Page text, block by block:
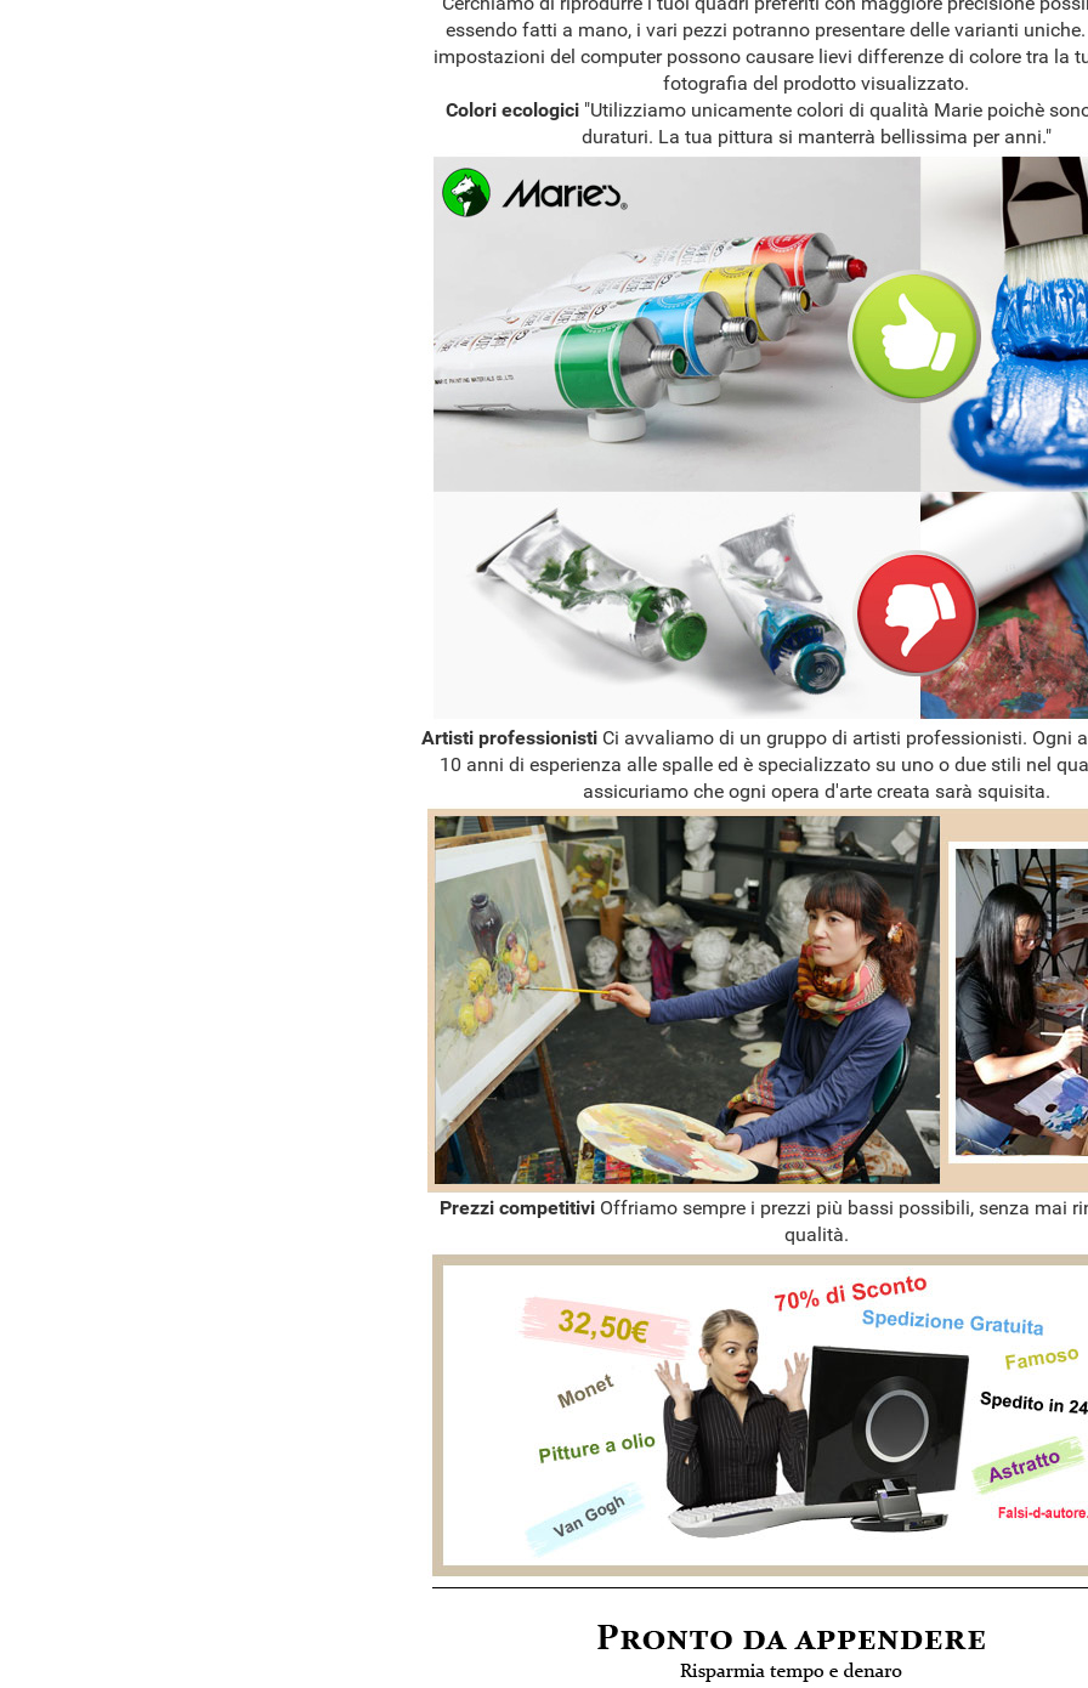
essendo fatti a mano, i vari pezzi potranno presentare delle varianti
impostazioni del computer possono causare lievi differenze di colore tra la
fotografia del prodotto visualizzato.
Colori ecologici "Utilizziamo unicamente colori di qualità Marie poichè
duraturi. La tua pittura si manterrà bellissima per anni."
Artisti professionisti Ci avvaliamo di un gruppo di artisti professionisti. Ogni
10 anni di esperienza alle spalle ed è specializzato su uno o due stili nel
assicuriamo che ogni opera d'arte creata sarà squisita.
Prezzi competitivi Offriamo sempre i prezzi più bassi possibili, senza mai
qualità.